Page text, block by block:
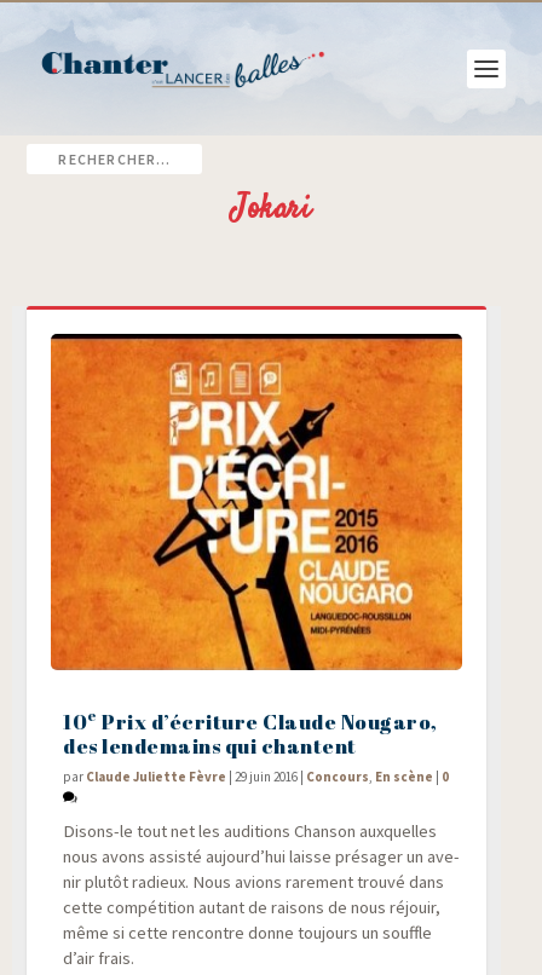
Jokari
10e Prix d’écriture Claude Nougaro,
des lendemains qui chantent
par Claude Juliette Fèvre |29 juin 2016 | Concours En scène | 0
Disons-le tout net les audi­tions Chan­son aux­quelles
nous avons assis­té aujourd’hui laisse pré­sa­ger un ave­
nir plu­tôt radieux. Nous avions rare­ment trou­vé dans
cette com­pé­ti­tion autant de rai­sons de nous réjouir,
même si cette ren­contre donne tou­jours un souffle
d’air frais.